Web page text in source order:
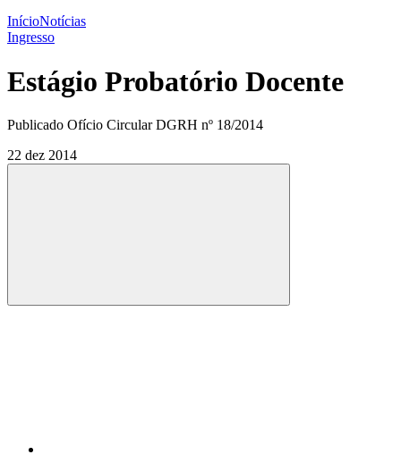
InícioNotícias
Ingresso
Estágio Probatório Docente
Publicado Ofício Circular DGRH nº 18/2014
22 dez 2014
Compartilhar